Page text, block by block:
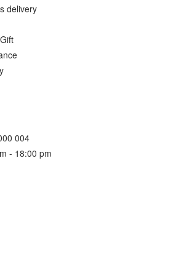
delivery
004
- 18:00 pm